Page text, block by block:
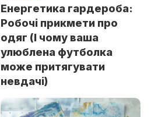
Енергетика гардероба:
Робочі прикмети про
одяг (І чому ваша
улюблена футболка
може притягувати
невдачі)